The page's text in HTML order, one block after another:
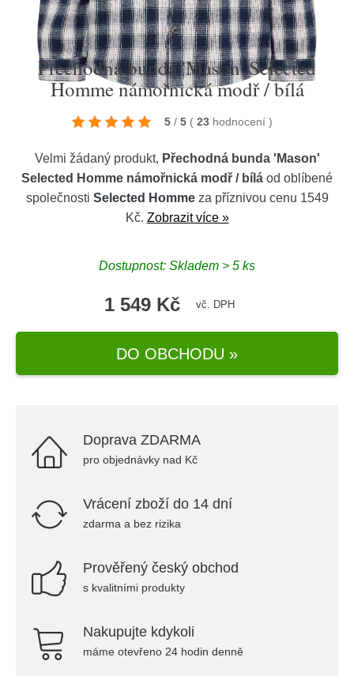
Přechodná bunda 'Mason' Selected
Homme námořnická modř / bílá
5 / 5 ( 23 hodnocení )
Velmi žádaný produkt, Přechodná bunda 'Mason'
Selected Homme námořnická modř / bílá od oblíbené
společnosti Selected Hommeza příznivou cenu 1549
Kč. Zobrazit více »
Dostupnost: Skladem > 5 ks
1 549 Kč vč. DPH
DO OBCHODU »
Doprava ZDARMA
pro objednávky nad Kč
Vrácení zboží do 14 dní
zdarma a bez rizika
Prověřený český obchod
s kvalitními produkty
Nakupujte kdykoli
máme otevřeno 24 hodin denně